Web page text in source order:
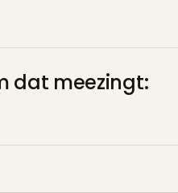
dat meezingt: